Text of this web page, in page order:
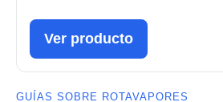
Ver producto
GUÍAS SOBRE ROTAVAPORES